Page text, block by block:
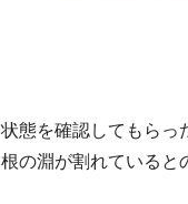
状態を確認してもらっ
根の淵が割れていると